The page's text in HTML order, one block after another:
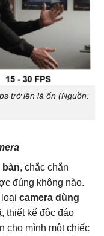
trở lên là ổn (Nguồn:
bàn, chắc chắn
đúng không nào.
camera dùng
thiết kế độc đáo
cho mình một chiếc